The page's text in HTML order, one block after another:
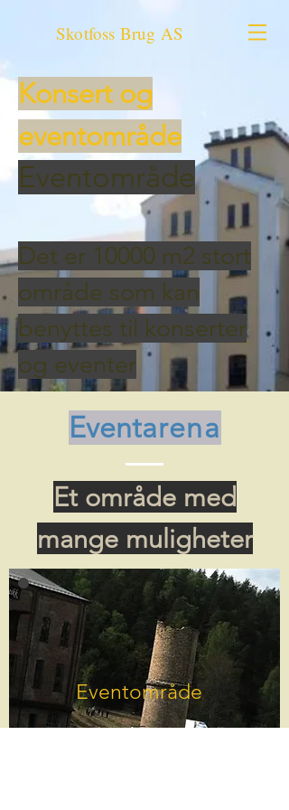
Skotfoss Brug AS
Konsert og
eventområde
Eventområde
Det er 10000 m2 stort
område som kan
benyttes til konserter
og eventer
Eventarena
Et område med
mange muligheter
Eventområde